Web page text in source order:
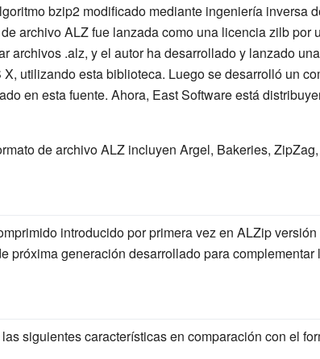
bzip2 modificado mediante ingeniería inversa
archivo ALZ fue lanzada como una licencia zilb por
archivos .alz, y el autor ha desarrollado y lanzado
utilizando esta biblioteca. Luego se desarrolló un
en esta fuente. Ahora, East Software está
de archivo ALZ incluyen Argel, Bakeries,
introducido por primera vez en ALZip
próxima generación desarrollado para
siguientes características en comparación con el